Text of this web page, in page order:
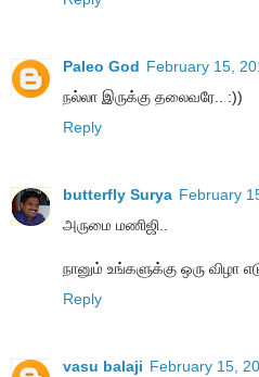
Paleo God February 15,
நல்லா இருக்கு தலைவரே.. :))
Reply
butterfly Surya February
அருமை மணிஜி..
நானும் உங்களுக்கு ஒரு விழா
Reply
vasu balaji February 15,